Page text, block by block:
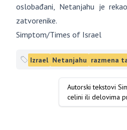
oslobađani, Netanjahu je
zatvorenike.
Simptom/Times of Israel
Izrael Netanjahu razmena
Autorski tekstovi
celini ili delovima